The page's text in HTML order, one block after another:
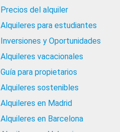
Precios del alquiler
Alquileres para estudiantes
Inversiones y Oportunidades
Alquileres vacacionales
Guía para propietarios
Alquileres sostenibles
Alquileres en Madrid
Alquileres en Barcelona